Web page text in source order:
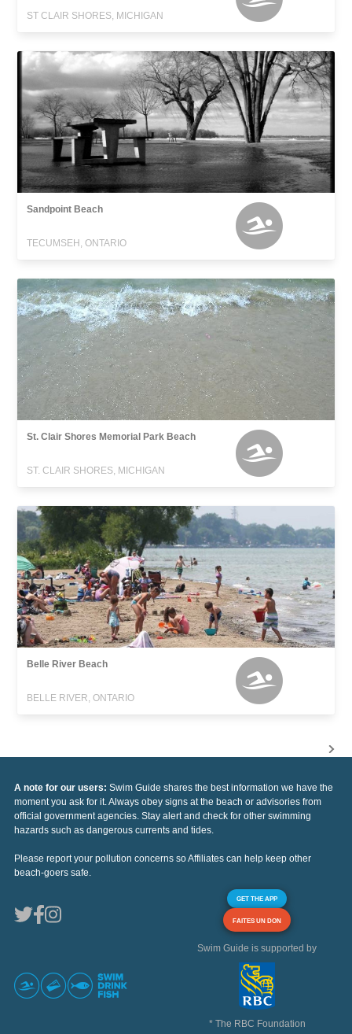
ST CLAIR SHORES, MICHIGAN
Sandpoint Beach
TECUMSEH, ONTARIO
St. Clair Shores Memorial Park Beach
ST. CLAIR SHORES, MICHIGAN
Belle River Beach
BELLE RIVER, ONTARIO
A note for our users: Swim Guide shares the best information we have the
moment you ask for it. Always obey signs at the beach or advisories from
official government agencies. Stay alert and check for other swimming
hazards such as dangerous currents and tides.
Please report your pollution concerns so Affiliates can help keep other
beach-goers safe.
GET THE APP
FAITES UN DON
Swim Guide is supported by
* The RBC Foundation